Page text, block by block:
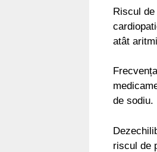
Riscul
atât
de sodiu.
riscul de